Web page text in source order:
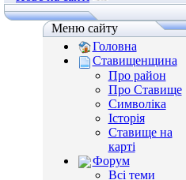
Меню сайту
Головна
Ставищенщина
Про район
Про Ставище
Символіка
Історія
Ставище на
карті
Форум
Всі теми